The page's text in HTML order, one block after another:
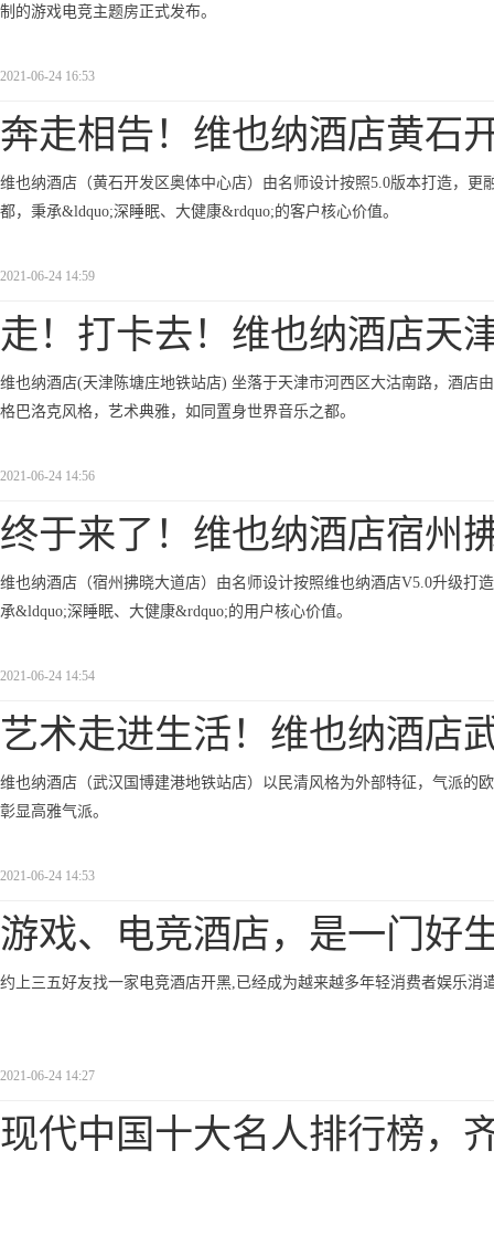
制的游戏电竞主题房正式发布。
2021-06-24 16:53
奔走相告！维也纳酒店黄石
维也纳酒店（黄石开发区奥体中心店）由名师设计按照5.0版本打造，
都，秉承&ldquo;深睡眠、大健康&rdquo;的客户核心价值。
2021-06-24 14:59
走！打卡去！维也纳酒店天
维也纳酒店(天津陈塘庄地铁站店) 坐落于天津市河西区大沽南路，酒店
格巴洛克风格，艺术典雅，如同置身世界音乐之都。
2021-06-24 14:56
终于来了！维也纳酒店宿州
维也纳酒店（宿州拂晓大道店）由名师设计按照维也纳酒店V5.0升级打
承&ldquo;深睡眠、大健康&rdquo;的用户核心价值。
2021-06-24 14:54
艺术走进生活！维也纳酒店
维也纳酒店（武汉国博建港地铁站店）以民清风格为外部特征，气派的
彰显高雅气派。
2021-06-24 14:53
游戏、电竞酒店，是一门好
约上三五好友找一家电竞酒店开黑,已经成为越来越多年轻消费者娱乐
2021-06-24 14:27
现代中国十大名人排行榜，